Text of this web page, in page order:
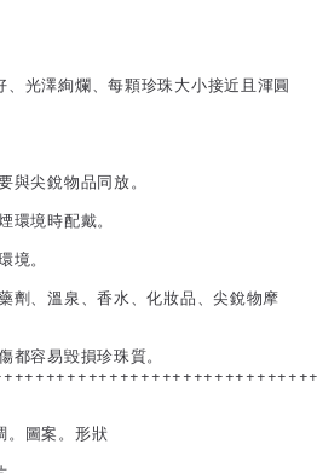
光澤絢爛、每顆珍珠大小接近且渾圓
與尖銳物品同放。
環境時配戴。
境。
劑、溫泉、香水、化妝品、尖銳物摩
都容易毀損珍珠質。
。圖案。形狀